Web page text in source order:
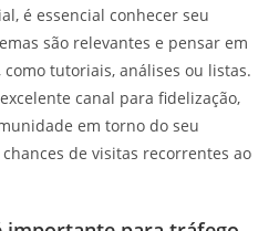
é essencial conhecer seu
são relevantes e pensar em
tutoriais, análises ou listas.
canal para fidelização,
em torno do seu
de visitas recorrentes ao